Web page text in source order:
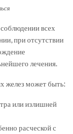
всех
при отсутствии
лечения.
желез может быть:
или излишней
расческой с